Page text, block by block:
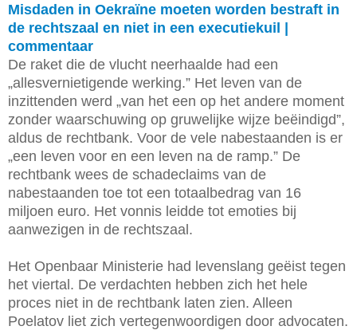
Misdaden in Oekraïne moeten worden bestraft in
de rechtszaal en niet in een executiekuil |
commentaar
De raket die de vlucht neerhaalde had een
„allesvernietigende werking.” Het leven van de
inzittenden werd „van het een op het andere moment
zonder waarschuwing op gruwelijke wijze beëindigd”,
aldus de rechtbank. Voor de vele nabestaanden is er
„een leven voor en een leven na de ramp.” De
rechtbank wees de schadeclaims van de
nabestaanden toe tot een totaalbedrag van 16
miljoen euro. Het vonnis leidde tot emoties bij
aanwezigen in de rechtszaal.
Het Openbaar Ministerie had levenslang geëist tegen
het viertal. De verdachten hebben zich het hele
proces niet in de rechtbank laten zien. Alleen
Poelatov liet zich vertegenwoordigen door advocaten.